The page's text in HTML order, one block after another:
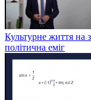
Культурне життя на
політична еміг